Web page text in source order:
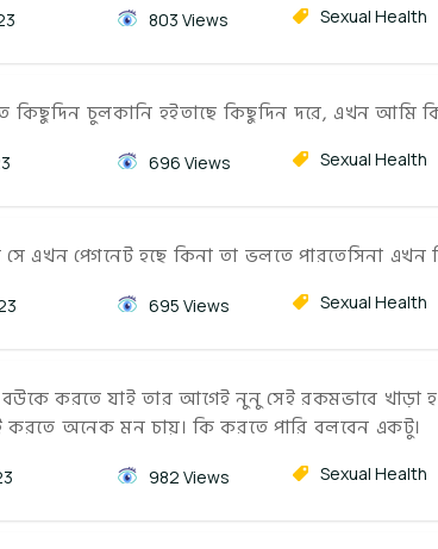
803 Views Sexual Health
কিছুদিন চুলকানি হইতাছে কিছুদিন দরে, এখন
696 Views Sexual Health
সে এখন পেগনেট হছে কিনা তা ভলতে পারতেসিনা
695 Views Sexual Health
করতে যাই তার আগেই নুনু সেই রকমভাবে খাড়া
করতে অনেক মন চায়। কি করতে পারি বলবেন একটু।
982 Views Sexual Health